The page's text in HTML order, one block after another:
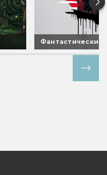
Фантастические